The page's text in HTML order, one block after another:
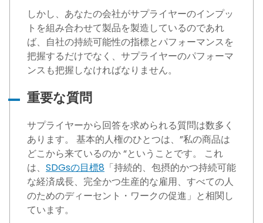
しかし、あなたの会社がサプライヤーのインプッ
トを組み合わせて製品を製造しているのであれ
ば、自社の持続可能性の指標とパフォーマンスを
把握するだけでなく、サプライヤーのパフォーマ
ンスも把握しなければなりません。
重要な質問
サプライヤーから回答を求められる質問は数多く
あります。 基本的人権のひとつは、”私の商品は
どこから来ているのか “ということです。 これ
は、 SDGsの目標8 「持続的、包摂的かつ持続可能
な経済成長、完全かつ生産的な雇用、すべての人
のためのディーセント・ワークの促進」と相関し
ています。